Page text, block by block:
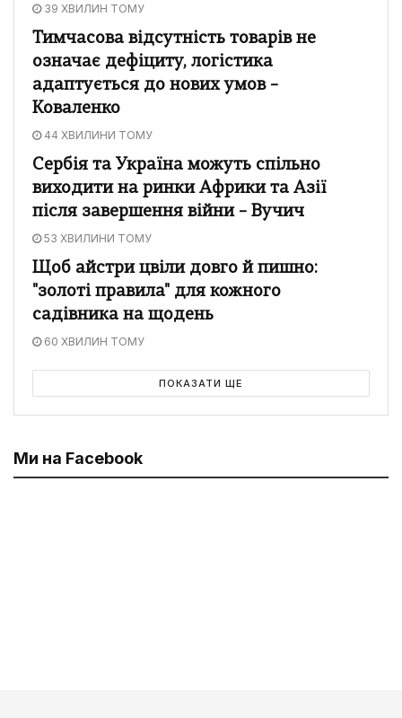
39 ХВИЛИН ТОМУ
Тимчасова відсутність товарів не
означає дефіциту, логістика
адаптується до нових умов –
Коваленко
44 ХВИЛИНИ ТОМУ
Сербія та Україна можуть спільно
виходити на ринки Африки та Азії
після завершення війни – Вучич
53 ХВИЛИНИ ТОМУ
Щоб айстри цвіли довго й пишно:
"золоті правила" для кожного
садівника на щодень
60 ХВИЛИН ТОМУ
ПОКАЗАТИ ЩЕ
Ми на Facebook